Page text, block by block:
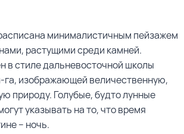
минималистичным пейзажем
растущими среди камней.
в стиле дальневосточной школы
га, изображающей величественную,
природу. Голубые, будто лунные
указывать на то, что время
– ночь.